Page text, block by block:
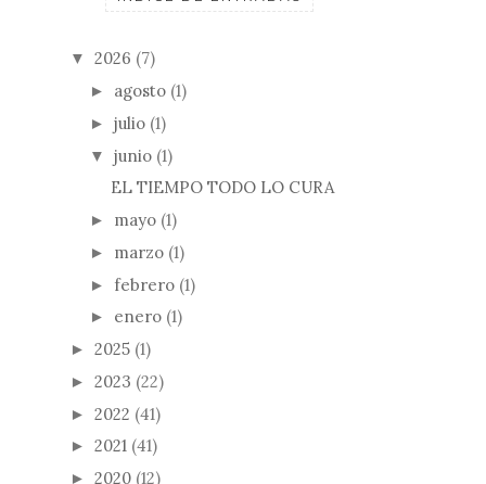
▼ 2026 (7)
► agosto (1)
► julio (1)
▼ junio (1)
EL TIEMPO TODO LO CURA
► mayo (1)
► marzo (1)
► febrero (1)
► enero (1)
► 2025 (1)
► 2023 (22)
► 2022 (41)
► 2021 (41)
► 2020 (12)